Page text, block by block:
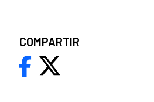
COMPARTIR